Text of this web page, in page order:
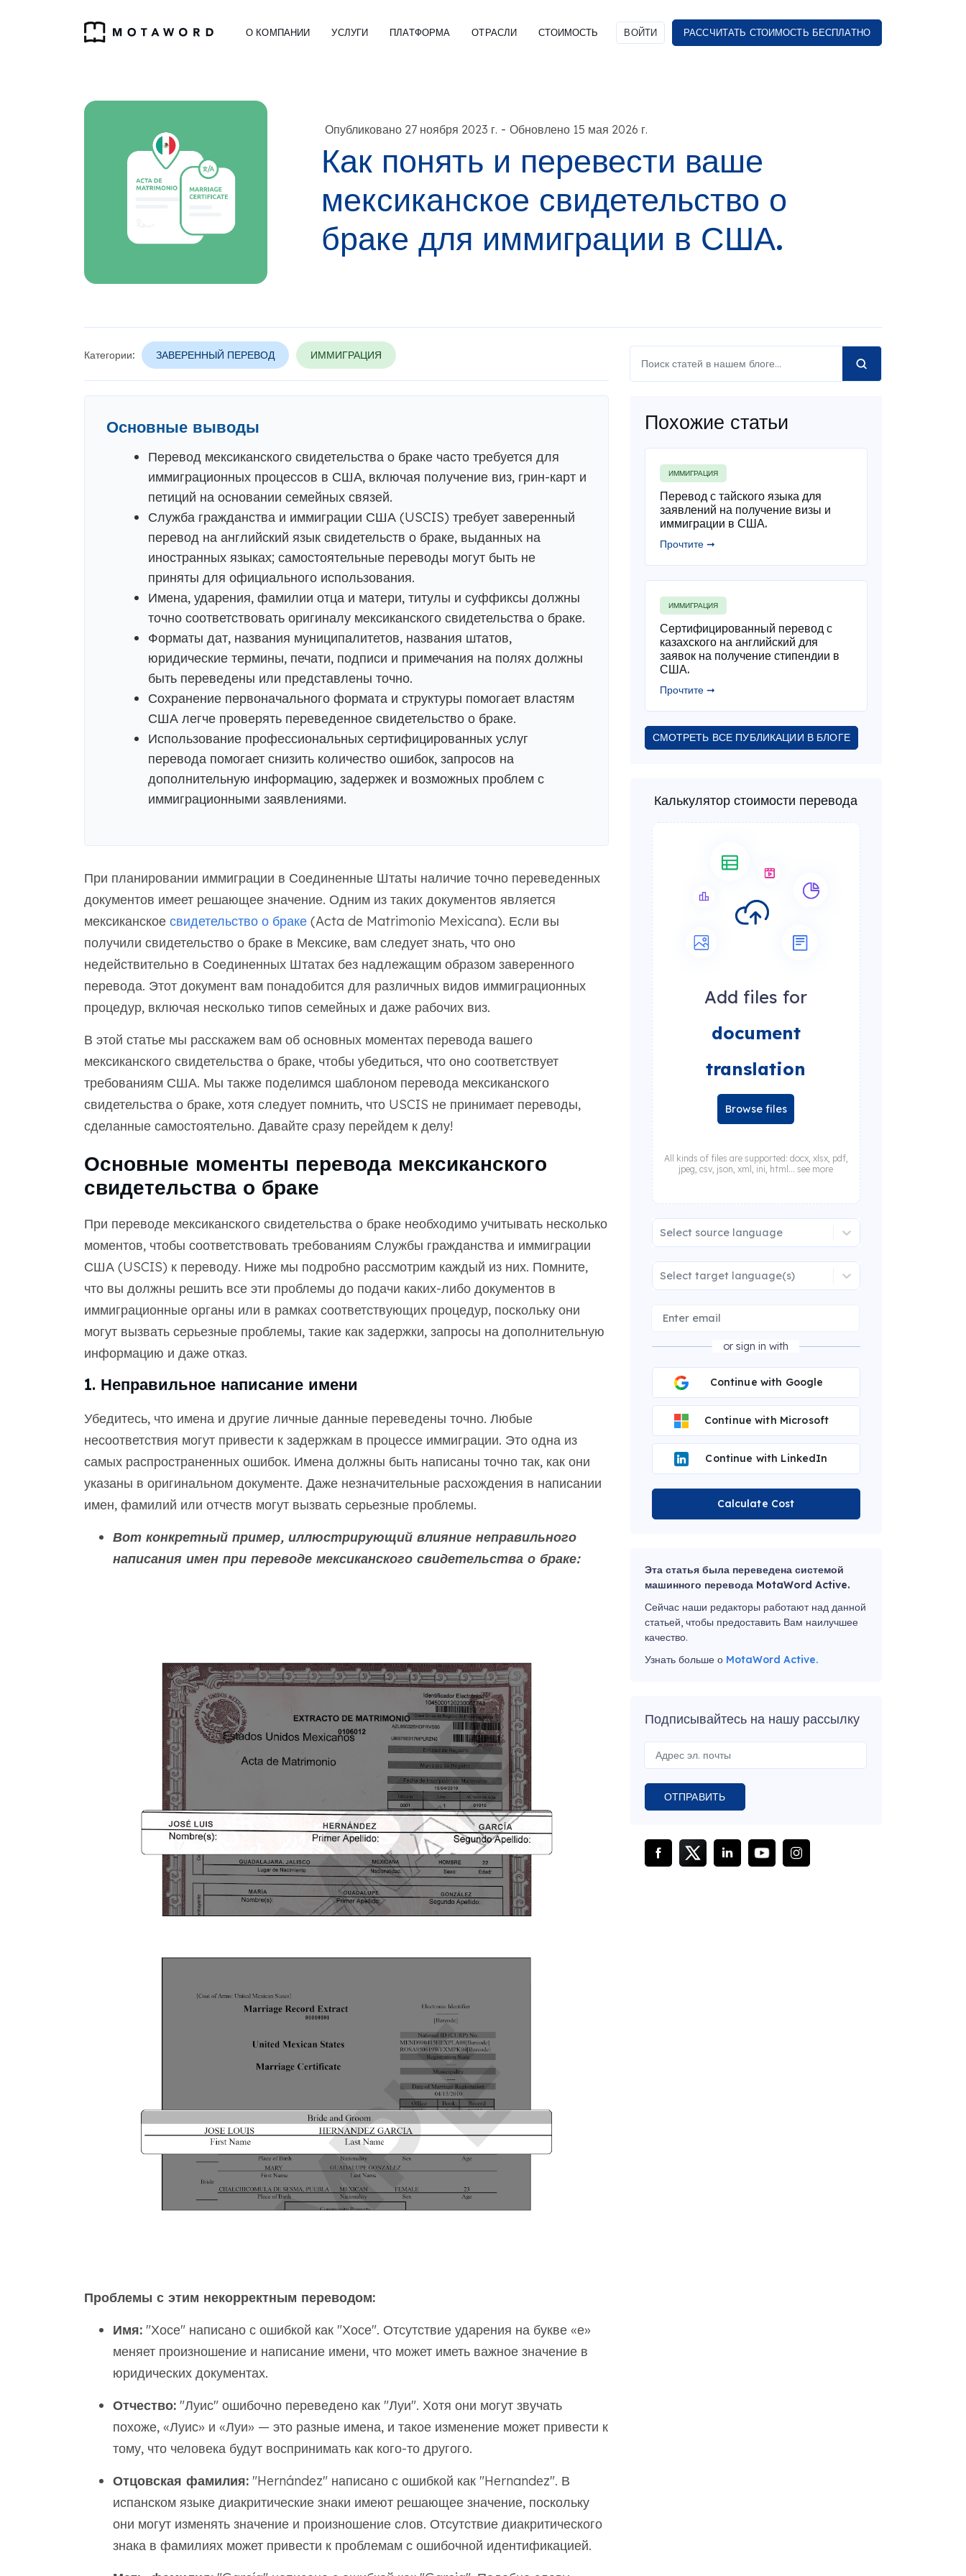
О КОМПАНИИ УСЛУГИ ПЛАТФОРМА ОТРАСЛИ СТОИМОСТЬ ВОЙТИ РАССЧИТАТЬ СТОИМОСТЬ БЕСПЛАТНО
Опубликовано 27 ноября 2023 г. - Обновлено 15 мая 2026 г.
Как понять и перевести ваше
мексиканское свидетельство о
браке для иммиграции в США.
Категории: ЗАВЕРЕННЫЙ ПЕРЕВОД ИММИГРАЦИЯ
Основные выводы
Перевод мексиканского свидетельства о браке часто требуется для
иммиграционных процессов в США, включая получение виз, грин-карт и
петиций на основании семейных связей.
Служба гражданства и иммиграции США (USCIS) требует заверенный
перевод на английский язык свидетельств о браке, выданных на
иностранных языках; самостоятельные переводы могут быть не
приняты для официального использования.
Имена, ударения, фамилии отца и матери, титулы и суффиксы должны
точно соответствовать оригиналу мексиканского свидетельства о браке.
Форматы дат, названия муниципалитетов, названия штатов,
юридические термины, печати, подписи и примечания на полях должны
быть переведены или представлены точно.
Сохранение первоначального формата и структуры помогает властям
США легче проверять переведенное свидетельство о браке.
Использование профессиональных сертифицированных услуг
перевода помогает снизить количество ошибок, запросов на
дополнительную информацию, задержек и возможных проблем с
иммиграционными заявлениями.
При планировании иммиграции в Соединенные Штаты наличие точно переведенных
документов имеет решающее значение. Одним из таких документов является
мексиканское свидетельство о браке(Acta de Matrimonio Mexicana). Если вы
получили свидетельство о браке в Мексике, вам следует знать, что оно
недействительно в Соединенных Штатах без надлежащим образом заверенного
перевода. Этот документ вам понадобится для различных видов иммиграционных
процедур, включая несколько типов семейных и даже рабочих виз.
В этой статье мы расскажем вам об основных моментах перевода вашего
мексиканского свидетельства о браке, чтобы убедиться, что оно соответствует
требованиям США. Мы также поделимся шаблоном перевода мексиканского
свидетельства о браке, хотя следует помнить, что USCIS не принимает переводы,
сделанные самостоятельно. Давайте сразу перейдем к делу!
Основные моменты перевода мексиканского
свидетельства о браке
При переводе мексиканского свидетельства о браке необходимо учитывать несколько
моментов, чтобы соответствовать требованиям Службы гражданства и иммиграции
США (USCIS) к переводу. Ниже мы подробно рассмотрим каждый из них. Помните,
что вы должны решить все эти проблемы до подачи каких-либо документов в
иммиграционные органы или в рамках соответствующих процедур, поскольку они
могут вызвать серьезные проблемы, такие как задержки, запросы на дополнительную
информацию и даже отказ.
1. Неправильное написание имени
Убедитесь, что имена и другие личные данные переведены точно. Любые
несоответствия могут привести к задержкам в процессе иммиграции. Это одна из
самых распространенных ошибок. Имена должны быть написаны точно так, как они
указаны в оригинальном документе. Даже незначительные расхождения в написании
имен, фамилий или отчеств могут вызвать серьезные проблемы.
Вот конкретный пример, иллюстрирующий влияние неправильного
написания имен при переводе мексиканского свидетельства о браке:
Проблемы с этим некорректным переводом:
Имя:"Хосе" написано с ошибкой как "Хосе". Отсутствие ударения на букве «е»
меняет произношение и написание имени, что может иметь важное значение в
юридических документах.
Отчество:"Луис" ошибочно переведено как "Луи". Хотя они могут звучать
похоже, «Луис» и «Луи» — это разные имена, и такое изменение может привести к
тому, что человека будут воспринимать как кого-то другого.
Отцовская фамилия:"Hernández" написано с ошибкой как "Hernandez". В
испанском языке диакритические знаки имеют решающее значение, поскольку
они могут изменять значение и произношение слов. Отсутствие диакритического
знака в фамилиях может привести к проблемам с ошибочной идентификацией.
Похожие статьи
ИММИГРАЦИЯ
Перевод с тайского языка для
заявлений на получение визы и
иммиграции в США.
Прочтите ➞
ИММИГРАЦИЯ
Сертифицированный перевод с
казахского на английский для
заявок на получение стипендии в
США.
Прочтите ➞
СМОТРЕТЬ ВСЕ ПУБЛИКАЦИИ В БЛОГЕ
Калькулятор стоимости перевода
Add files for
document
translation
Browse files
All kinds of files are supported: docx, xlsx, pdf,
jpeg, csv, json, xml, ini, html... see more
Select source language
Select target language(s)
or sign in with
Continue with Google
Continue with Microsoft
Continue with LinkedIn
Calculate Cost
Эта статья была переведена системой
машинного перевода MotaWord Active.
Сейчас наши редакторы работают над данной
статьей, чтобы предоставить Вам наилучшее
качество.
Узнать больше о MotaWord Active.
Подписывайтесь на нашу рассылку
ОТПРАВИТЬ